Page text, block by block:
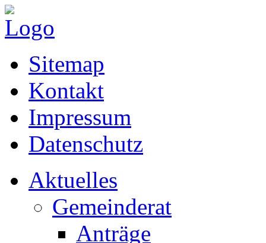
Sitemap
Kontakt
Impressum
Datenschutz
Aktuelles
Gemeinderat
Anträge